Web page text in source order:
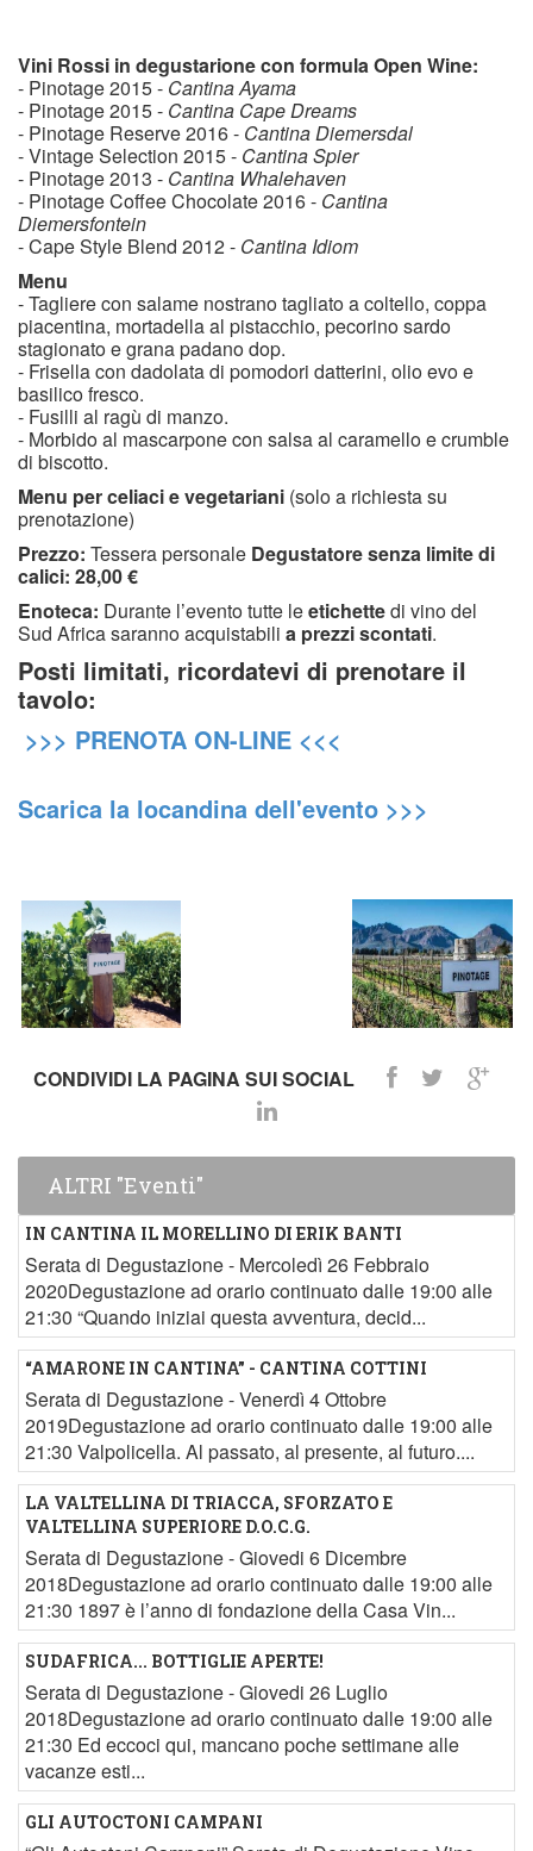
Vini Rossi in degustarione con formula Open Wine:
- Pinotage 2015 - Cantina Ayama
- Pinotage 2015 - Cantina Cape Dreams
- Pinotage Reserve 2016 - Cantina Diemersdal
- Vintage Selection 2015 - Cantina Spier
- Pinotage 2013 - Cantina Whalehaven
- Pinotage Coffee Chocolate 2016 - Cantina
Diemersfontein
- Cape Style Blend 2012 - Cantina Idiom
Menu
- Tagliere con salame nostrano tagliato a coltello, coppa
piacentina, mortadella al pistacchio, pecorino sardo
stagionato e grana padano dop.
- Frisella con dadolata di pomodori datterini, olio evo e
basilico fresco.
- Fusilli al ragù di manzo.
- Morbido al mascarpone con salsa al caramello e crumble
di biscotto.
Menu per celiaci e vegetariani (solo a richiesta su
prenotazione)
Prezzo: Tessera personale Degustatoresenza limite di
calici: 28,00 €
Enoteca: Durante l’evento tutte leetichettedi vino del
Sud Africa saranno acquistabili a prezzi scontati.
Posti limitati, ricordatevi di prenotare il
tavolo:
>>> PRENOTA ON-LINE <<<
Scarica la locandina dell'evento >>>
CONDIVIDI LA PAGINA SUI SOCIAL
ALTRI "Eventi"
IN CANTINA IL MORELLINO DI ERIK BANTI
Serata di Degustazione - Mercoledì 26 Febbraio
2020Degustazione ad orario continuato dalle 19:00 alle
21:30 “Quando iniziai questa avventura, decid...
“AMARONE IN CANTINA” - CANTINA COTTINI
Serata di Degustazione - Venerdì 4 Ottobre
2019Degustazione ad orario continuato dalle 19:00 alle
21:30 Valpolicella. Al passato, al presente, al futuro....
LA VALTELLINA DI TRIACCA, SFORZATO E
VALTELLINA SUPERIORE D.O.C.G.
Serata di Degustazione - Giovedi 6 Dicembre
2018Degustazione ad orario continuato dalle 19:00 alle
21:30 1897 è l’anno di fondazione della Casa Vin...
SUDAFRICA... BOTTIGLIE APERTE!
Serata di Degustazione - Giovedi 26 Luglio
2018Degustazione ad orario continuato dalle 19:00 alle
21:30 Ed eccoci qui, mancano poche settimane alle
vacanze esti...
GLI AUTOCTONI CAMPANI